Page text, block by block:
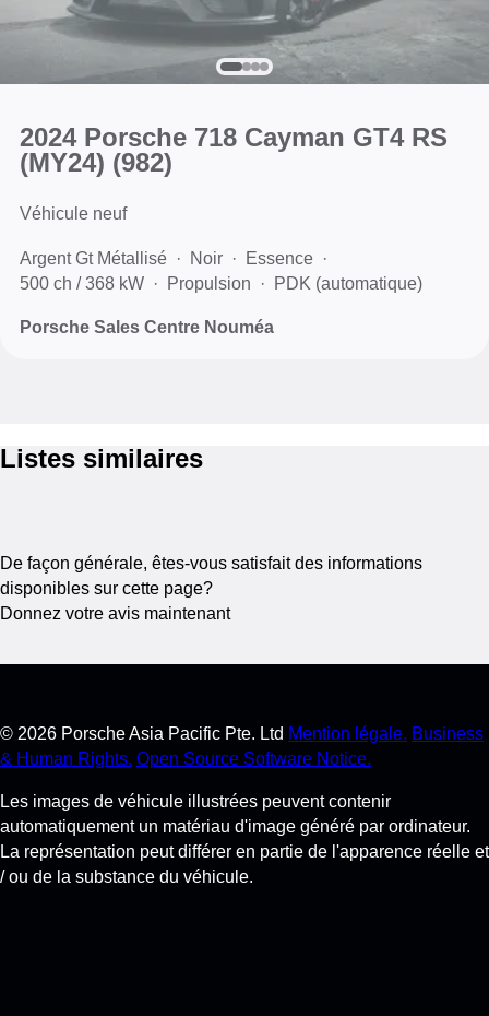
2024 Porsche 718 Cayman GT4 RS
(MY24) (982)
Véhicule neuf
Argent Gt Métallisé Noir
Essence
500 ch / 368 kW
Propulsion PDK (automatique)
Porsche Sales Centre Nouméa
Listes similaires
De façon générale, êtes-vous satisfait des informations
disponibles sur cette page?
Donnez votre avis maintenant
© 2026 Porsche Asia Pacific Pte. Ltd Mention légale. Business
& Human Rights. Open Source Software Notice.
Les images de véhicule illustrées peuvent contenir
automatiquement un matériau d'image généré par ordinateur.
La représentation peut différer en partie de l'apparence réelle et
/ ou de la substance du véhicule.